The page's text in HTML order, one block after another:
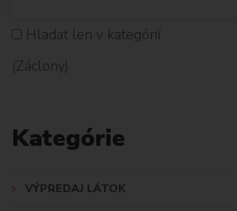
D
Hladať len v kategórií
(Záclony)
Kategórie
VÝPREDAJ LÁTOK